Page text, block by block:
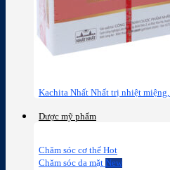
Kachita Nhất Nhất trị nhiệt
Dược mỹ phẩm
Chăm sóc cơ thể
Chăm sóc da mặt